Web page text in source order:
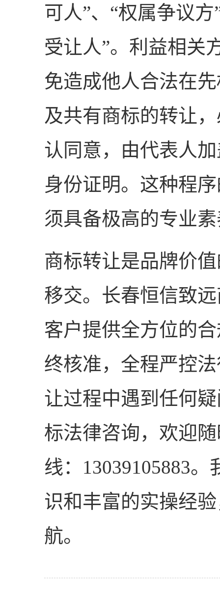
可人”、“权属争议
受让人”。利益相关
免造成他人合法在
及共有商标的转让
认同意，由代表人
身份证明。这种程
须具备极高的专业
商标转让是品牌价
移交。长春恒信致
客户提供全方位的
终核准，全程严控
让过程中遇到任何
标法律咨询，欢迎
线：13039105883
识和丰富的实操经
航。